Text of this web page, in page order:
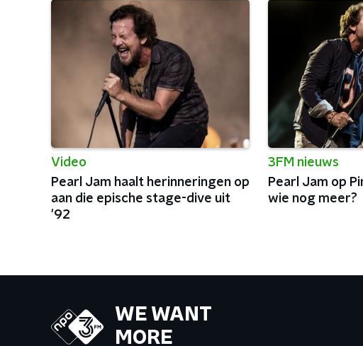
Video
Pearl Jam haalt herinneringen op
aan die epische stage-dive uit
'92
3FM nieuws
Pearl Jam op
wie nog meer?
WE WANT
MORE